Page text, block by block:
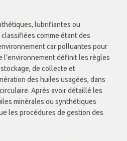
lubrifiantes ou
comme étant des
car polluantes pour
l’environnement définit les règles
de collecte et
des huiles usagées, dans
Après avoir détaillé les
minérales ou synthétiques
les procédures de gestion des